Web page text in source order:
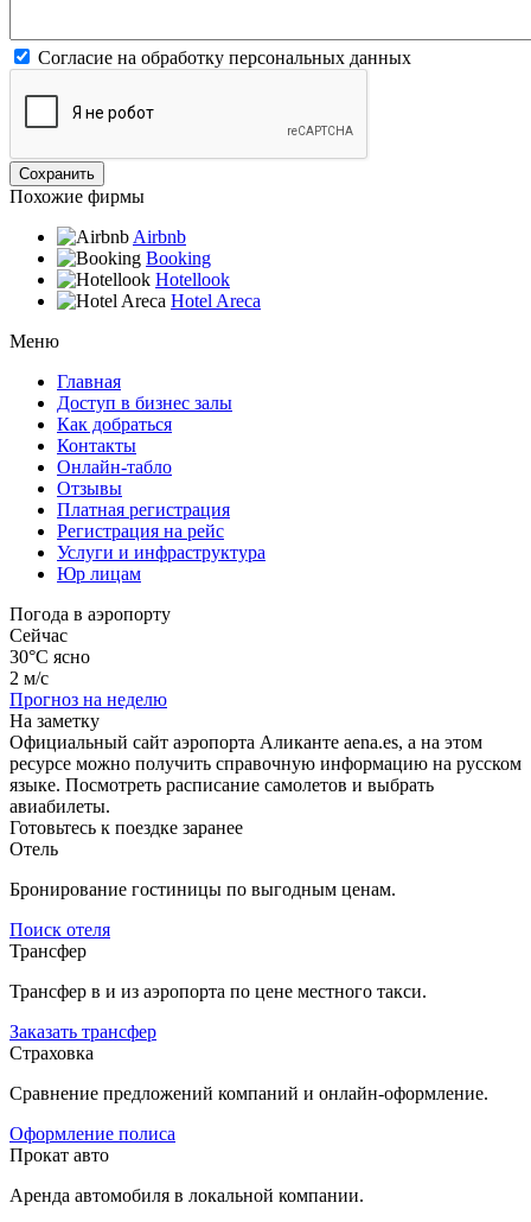
Согласие на обработку персональных данных
Похожие фирмы
Airbnb
Booking
Hotellook
Hotel Areca
Меню
Главная
Доступ в бизнес залы
Как добраться
Контакты
Онлайн-табло
Отзывы
Платная регистрация
Регистрация на рейс
Услуги и инфраструктура
Юр лицам
Погода в аэропорту
Сейчас
30°C ясно
2 м/с
Прогноз на неделю
На заметку
Официальный сайт аэропорта Аликанте aena.es, а на этом
ресурсе можно получить справочную информацию на русском
языке. Посмотреть расписание самолетов и выбрать
авиабилеты.
Готовьтесь к поездке заранее
Отель
Бронирование гостиницы по выгодным ценам.
Поиск отеля
Трансфер
Трансфер в и из аэропорта по цене местного такси.
Заказать трансфер
Страховка
Сравнение предложений компаний и онлайн-оформление.
Оформление полиса
Прокат авто
Аренда автомобиля в локальной компании.